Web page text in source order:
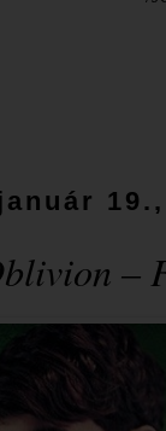
​–